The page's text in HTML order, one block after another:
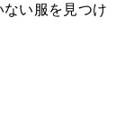
い服を見つけ